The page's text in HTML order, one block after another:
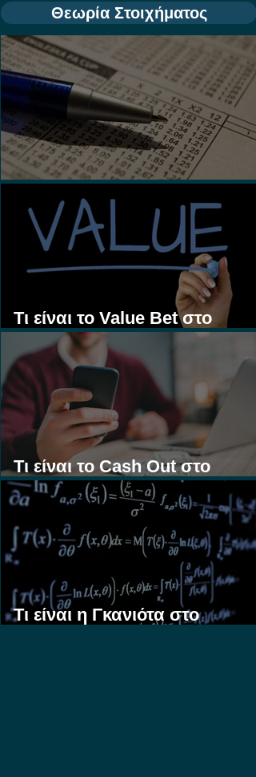
Θεωρία Στοιχήματος
Τι είναι τα Ασιατικά Χάντικαπ;
Τι είναι το Value Bet στο
Στοίχημα;
Τι είναι το Cash Out στο
Στοίχημα;
Τι είναι η Γκανιότα στο